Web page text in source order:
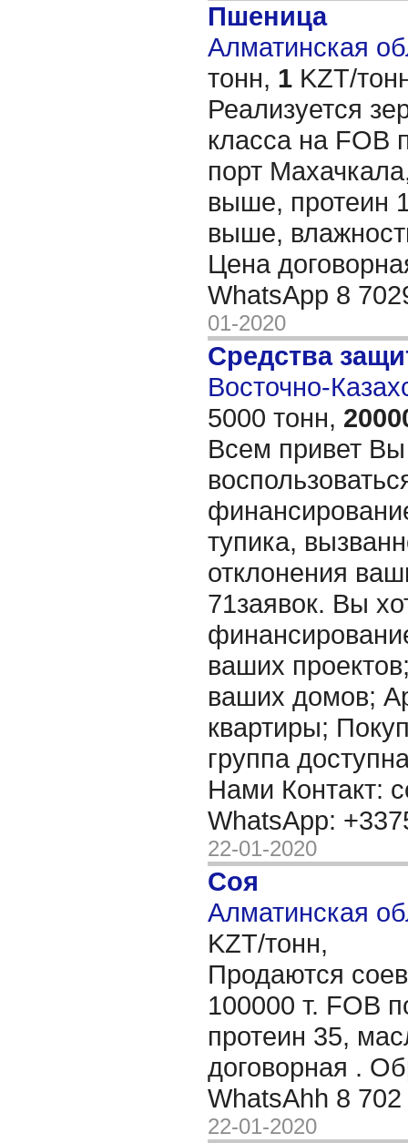
Пшеница
Алматинская
тонн, 1 KZT/
Реализуется
класса на FOB
порт
выше, протеин
выше,
Цена
WhatsApp 8
01-2020
Средства
Восточно-
5000 тонн,
Всем привет Вы
тупика,
отклонения
71заявок. Вы
ваших
ваших домов;
квартиры;
группа
Нами Контакт:
WhatsApp:
22-01-2020
Соя
Алматинская
KZT/тонн,
Продаются
100000 т. FOB
протеин 35,
договорная .
WhatsAhh 8
22-01-2020